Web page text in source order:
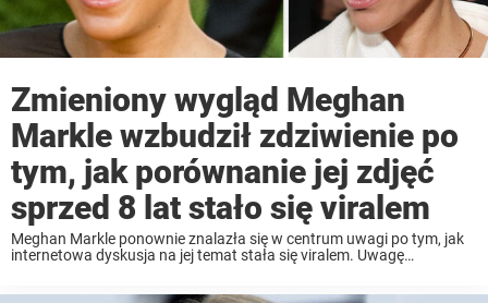
Zmieniony wygląd Meghan
Markle wzbudził zdziwienie po
tym, jak porównanie jej zdjęć
sprzed 8 lat stało się viralem
Meghan Markle ponownie znalazła się w centrum uwagi po tym, jak
internetowa dyskusja na jej temat stała się viralem. Uwagę